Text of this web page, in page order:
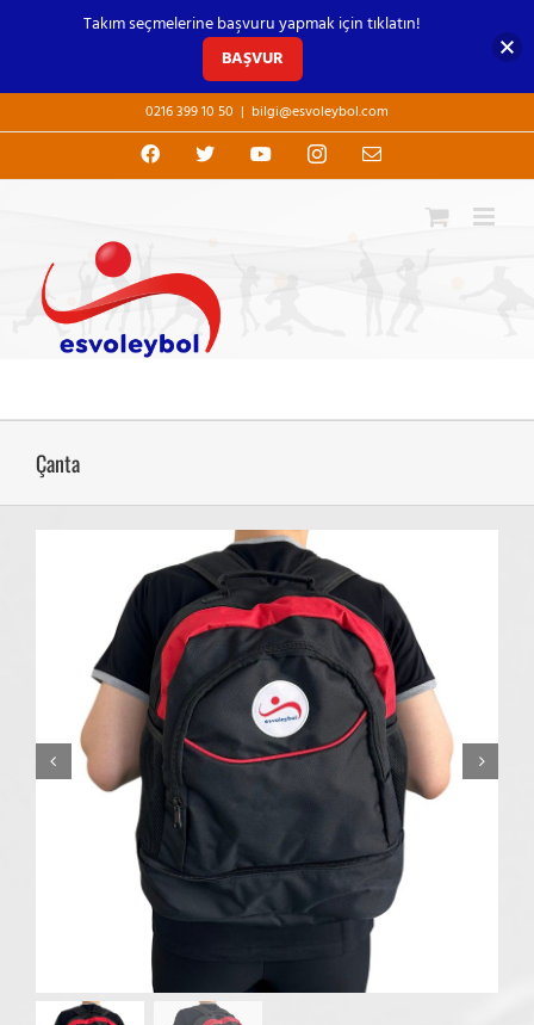
to
0216 399 10 50 | bilgi@esvoleybol.com
Facebook
X YouTubeInstagram
E-
Çanta
Takım seçmelerine başvuru yapmak için tıklatın!
BAŞVUR